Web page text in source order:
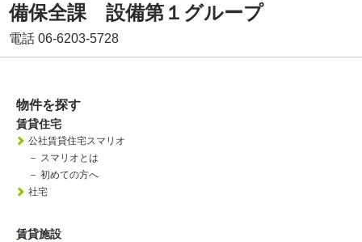
備保全課 設備第１グループ
電話 06-6203-5728
物件を探す
賃貸住宅
公社賃貸住宅スマリオ
－ スマリオとは
－ 初めての方へ
社宅
賃貸施設